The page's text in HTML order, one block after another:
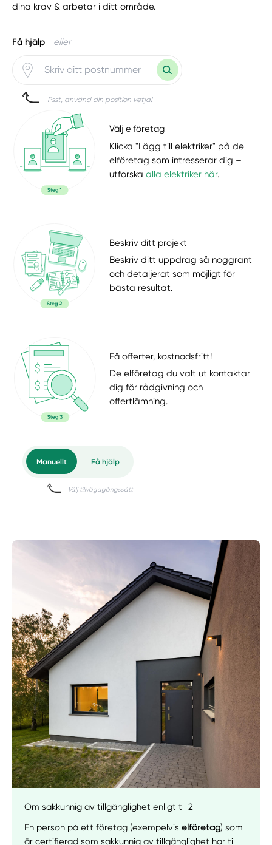
dina krav & arbetar i ditt område.
Få hjälp eller
Psst, använd din position vetja!
Välj elföretag
Klicka "Lägg till elektriker" på de
elföretag som intresserar dig –
utforskaalla elektriker här.
Beskriv ditt projekt
Beskriv ditt uppdrag så noggrant
och detaljerat som möjligt för
bästa resultat.
Få offerter, kostnadsfritt!
De elföretag du valt ut kontaktar
dig för rådgivning och
offertlämning.
Manuellt
Välj tillvägagångssätt
Om sakkunnig av tillgänglighet enligt til 2
En person på ett företag (exempelviselföretag) som
är certifierad som sakkunnig av tillgänglighet har till